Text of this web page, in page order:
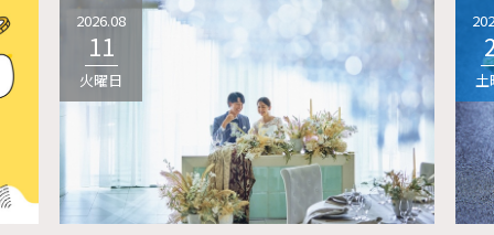
2026.08
11
火曜日 土